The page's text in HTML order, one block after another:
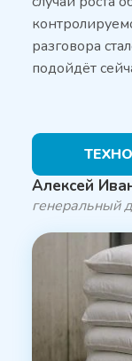
разговора
подойдёт
Алексей
генеральный